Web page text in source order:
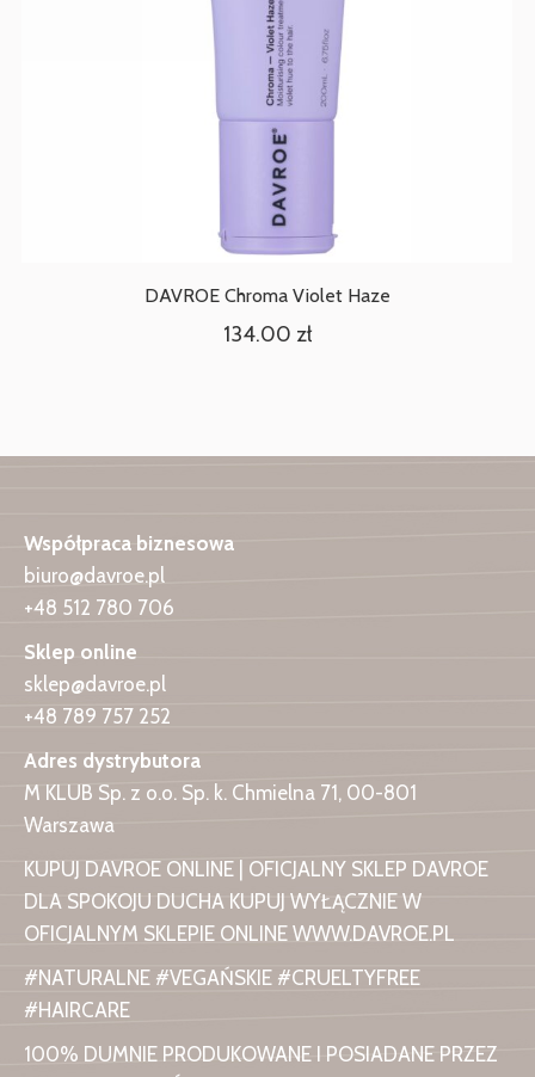
DAVROE Chroma Violet Haze
134.00 zł
Współpraca biznesowa
biuro@davroe.pl
+48 512 780 706
Sklep online
sklep@davroe.pl
+48 789 757 252
Adres dystrybutora
M KLUB Sp. z o.o. Sp. k. Chmielna 71, 00-801
Warszawa
KUPUJ DAVROE ONLINE | OFICJALNY SKLEP DAVROE
DLA SPOKOJU DUCHA KUPUJ WYŁĄCZNIE W
OFICJALNYM SKLEPIE ONLINE WWW.DAVROE.PL
#NATURALNE #VEGAŃSKIE #CRUELTYFREE
#HAIRCARE
100% DUMNIE PRODUKOWANE I POSIADANE PRZEZ